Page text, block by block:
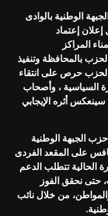
الوطنية بالوادى
إعتماد
المراكز
بالمحافظة وتنفيذ
حرص على انتقاء
السياسية ، وأصحاب
أثره الإيجابي
الجبهة الوطنية
على المقعد الفردى
الحالية تتطلب الدعم
حتى نحقق الفوز
من خلال نائب